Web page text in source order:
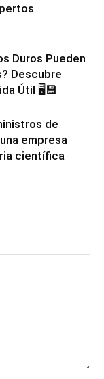
Duros Pueden
Descubre
Útil 🖥️💾
de
empresa
científica